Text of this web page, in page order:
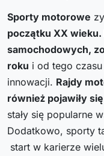
Sporty motorowe
początku XX wieku.
samochodowych,
roku i od tego
innowacji. Rajdy
również pojawiły
stały się popularne
Dodatkowo, sporty
start w karierze